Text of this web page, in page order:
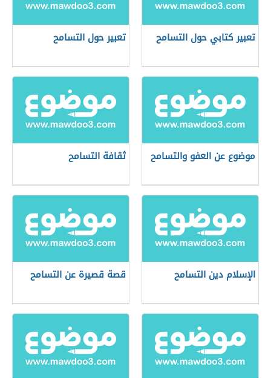
تعبير كتابي حول التسامح تعبير حول التسامح
موضوع عن العفو والتسامح ثقافة التسامح
الإسلام دين التسامح قصة قصيرة عن التسامح